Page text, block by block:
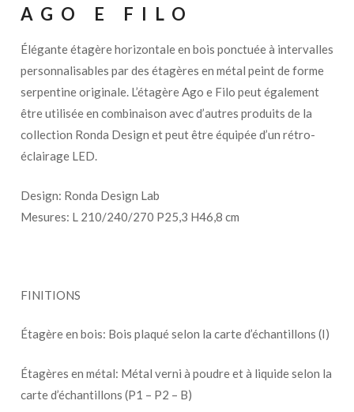
AGO E FILO
Élégante étagère horizontale en bois ponctuée à intervalles
personnalisables par des étagères en métal peint de forme
serpentine originale. L’étagère Ago e Filo peut également
être utilisée en combinaison avec d’autres produits de la
collection Ronda Design et peut être équipée d’un rétro-
éclairage LED.
Design: Ronda Design Lab
Mesures: L 210/240/270 P25,3 ​​H46,8 cm
FINITIONS
Étagère en bois: Bois plaqué selon la carte d’échantillons (I)
Étagères en métal: Métal verni à poudre et à liquide selon la
carte d’échantillons (P1 – P2 – B)